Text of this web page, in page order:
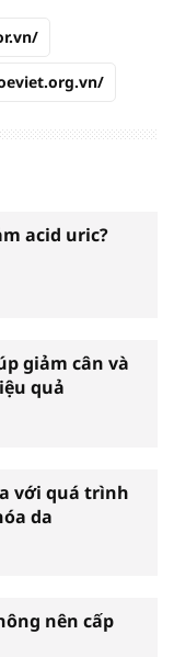
acid uric?
giảm cân và
quả
với quá trình
da
nên cấp